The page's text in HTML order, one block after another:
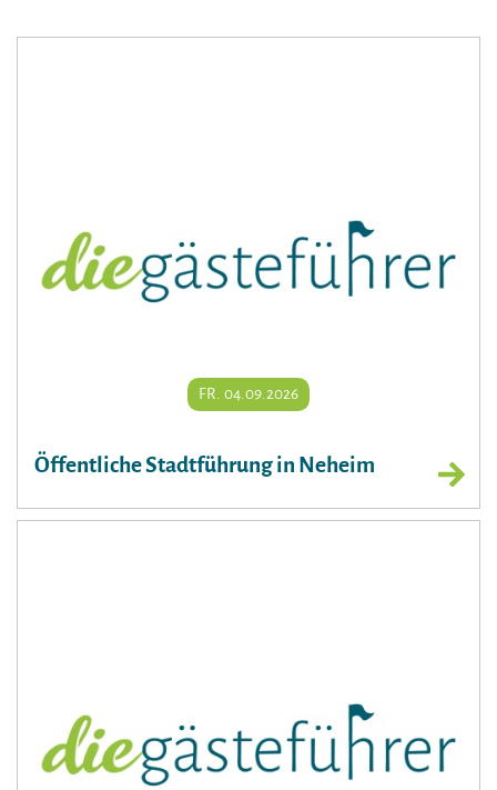
FR. 04.09.2026
Öffentliche Stadtführung in Neheim